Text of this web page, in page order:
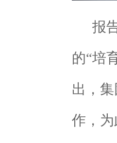
报告
的“培
出，
作，